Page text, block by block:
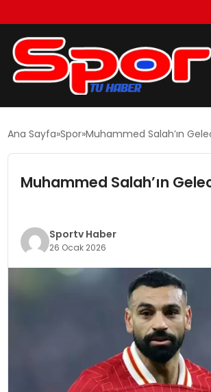
SIYASET
TEKNOLOJI
Ana Sayfa Spor Muhammed Salah’ın
Muhammed Salah’ın
Sportv Haber
26 Ocak 2026